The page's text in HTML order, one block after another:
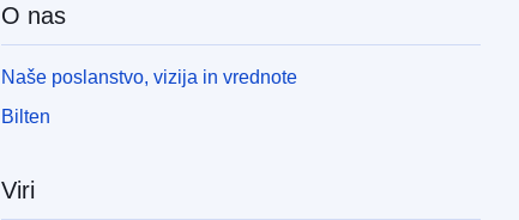
O nas
Naše poslanstvo, vizija in vrednote
Bilten
Viri